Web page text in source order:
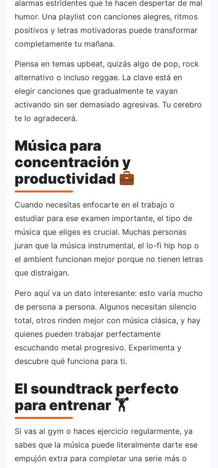
alarmas estridentes que te hacen despertar de mal
humor. Una playlist con canciones alegres, ritmos
positivos y letras motivadoras puede transformar
completamente tu mañana.
Piensa en temas upbeat, quizás algo de pop, rock
alternativo o incluso reggae. La clave está en
elegir canciones que gradualmente te vayan
activando sin ser demasiado agresivas. Tu cerebro
te lo agradecerá.
Música para
concentración y
productividad
Cuando necesitas enfocarte en el trabajo o
estudiar para ese examen importante, el tipo de
música que eliges es crucial. Muchas personas
juran que la música instrumental, el lo-fi hip hop o
el ambient funcionan mejor porque no tienen letras
que distraigan.
Pero aquí va un dato interesante: esto varía mucho
de persona a persona. Algunos necesitan silencio
total, otros rinden mejor con música clásica, y hay
quienes pueden trabajar perfectamente
escuchando metal progresivo. Experimenta y
descubre qué funciona para ti.
El soundtrack perfecto
para entrenar 🏋️
Si vas al gym o haces ejercicio regularmente, ya
sabes que la música puede literalmente darte ese
empujón extra para completar una serie más o